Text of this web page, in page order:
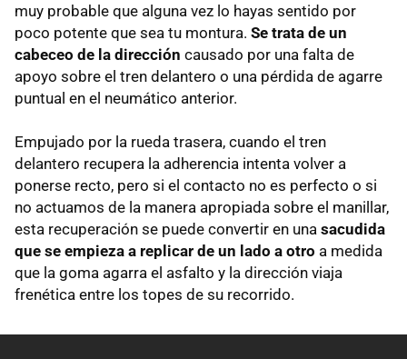
muy probable que alguna vez lo hayas sentido por
poco potente que sea tu montura. Se trata de un
cabeceo de la dirección causado por una falta de
apoyo sobre el tren delantero o una pérdida de agarre
puntual en el neumático anterior.
Empujado por la rueda trasera, cuando el tren
delantero recupera la adherencia intenta volver a
ponerse recto, pero si el contacto no es perfecto o si
no actuamos de la manera apropiada sobre el manillar,
esta recuperación se puede convertir en una sacudida
que se empieza a replicar de un lado a otro a medida
que la goma agarra el asfalto y la dirección viaja
frenética entre los topes de su recorrido.